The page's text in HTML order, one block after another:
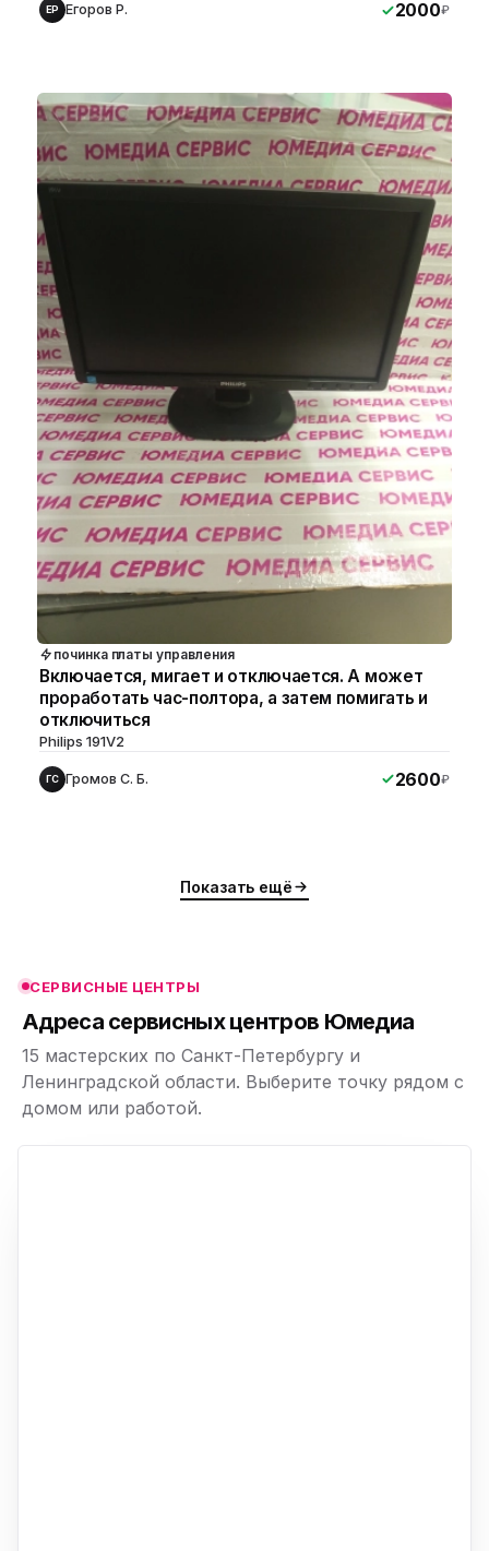
ЕР Егоров Р. 2000₽
починка платы управления
Включается, мигает и отключается. А может
проработать час-полтора, а затем помигать и
отключиться
Philips 191V2
ГС Громов С. Б. 2600₽
Показать ещё
СЕРВИСНЫЕ ЦЕНТРЫ
Адреса сервисных центров Юмедиа
15 мастерских по Санкт-Петербургу и
Ленинградской области. Выберите точку рядом с
домом или работой.
ю